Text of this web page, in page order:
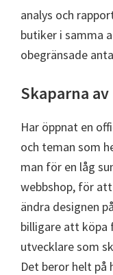
analys och
butiker i samma
obegränsade
Skaparna
Har öppnat en
och teman som
man för en låg
webbshop, för
ändra designen
billigare att köpa
utvecklare som
Det beror helt på